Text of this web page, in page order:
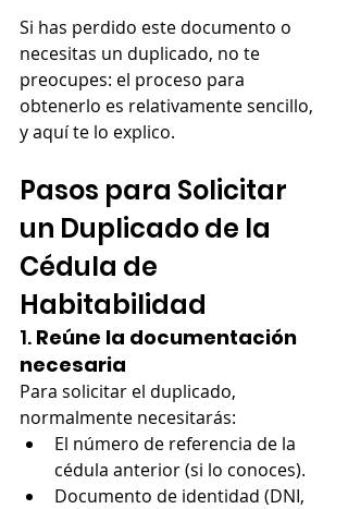
Si has perdido este documento o
necesitas un duplicado, no te
preocupes: el proceso para
obtenerlo es relativamente sencillo,
y aquí te lo explico.
Pasos para Solicitar
un Duplicado de la
Cédula de
Habitabilidad
1. Reúne la documentación
necesaria
Para solicitar el duplicado,
normalmente necesitarás:
El número de referencia de la
cédula anterior (si lo conoces).
Documento de identidad (DNI,